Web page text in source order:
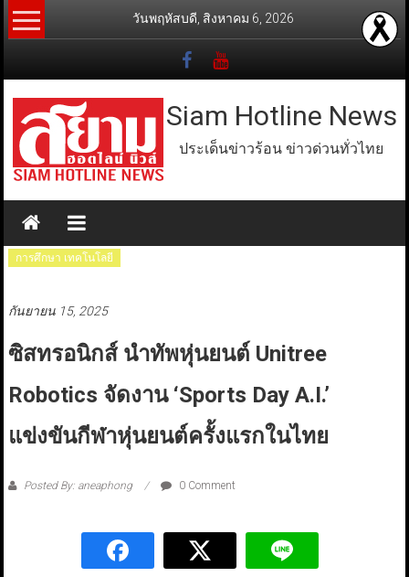
Skip
to
วันพฤหัสบดี, สิงหาคม 6, 2026
Siam Hotline News
ประเด็นข่าวร้อน ข่าวด่วนทั่วไทย
การศึกษา เทคโนโลยี
กันยายน 15, 2025
ซิสทรอนิกส์ นำทัพหุ่นยนต์ Unitree
Robotics จัดงาน ‘Sports Day A.I.’
แข่งขันกีฬาหุ่นยนต์ครั้งแรกในไทย
Posted By: aneaphong 0 Comment